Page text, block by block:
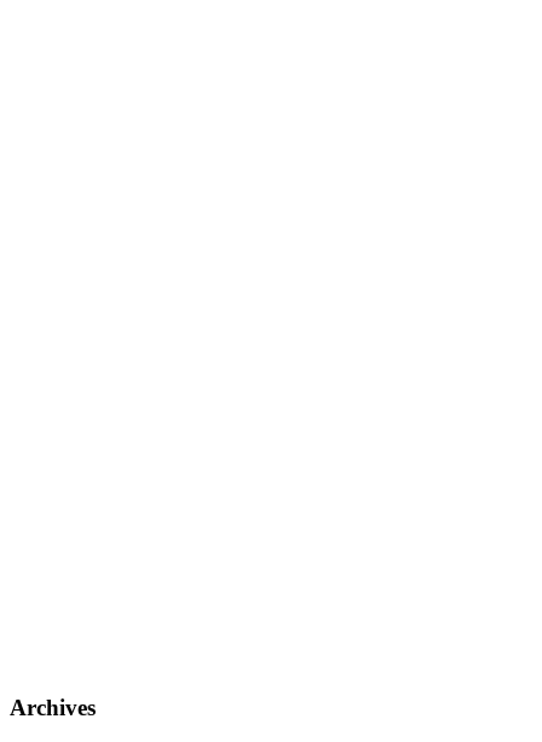
Archives